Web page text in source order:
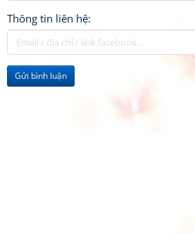
Thông tin liên hệ:
Gửi bình luận